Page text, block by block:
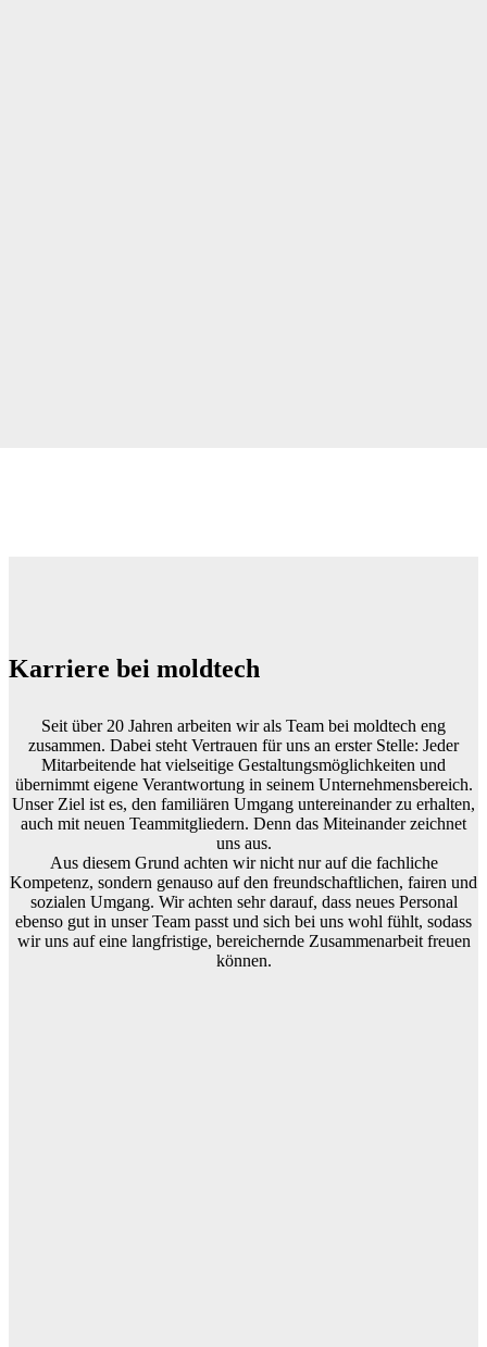
Karriere bei moldtech
Seit über 20 Jahren arbeiten wir als Team bei moldtech eng
zusammen. Dabei steht Vertrauen für uns an erster Stelle: Jeder
Mitarbeitende hat vielseitige Gestaltungsmöglichkeiten und
übernimmt eigene Verantwortung in seinem Unternehmensbereich.
Unser Ziel ist es, den familiären Umgang untereinander zu erhalten,
auch mit neuen Teammitgliedern. Denn das Miteinander zeichnet
uns aus.
Aus diesem Grund achten wir nicht nur auf die fachliche
Kompetenz, sondern genauso auf den freundschaftlichen, fairen und
sozialen Umgang. Wir achten sehr darauf, dass neues Personal
ebenso gut in unser Team passt und sich bei uns wohl fühlt, sodass
wir uns auf eine langfristige, bereichernde Zusammenarbeit freuen
können.